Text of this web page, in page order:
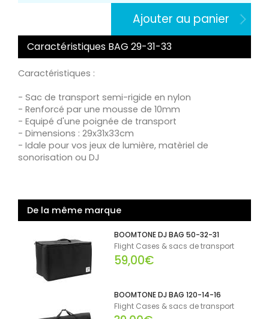
Ajouter au panier
Caractéristiques BAG 29-31-33
Caractéristiques :
- Sac de transport semi-rigide en nylon
- Renforcé par une mousse de 10mm
- Equipé d'une poignée de transport
- Dimensions : 29x31x33cm
- Idale pour vos jeux de lumière, matèriel de
sonorisation ou DJ
De la même marque
BOOMTONE DJ BAG 50-32-31
Flight Cases & sacs de transport
59,00€
BOOMTONE DJ BAG 120-14-16
Flight Cases & sacs de transport